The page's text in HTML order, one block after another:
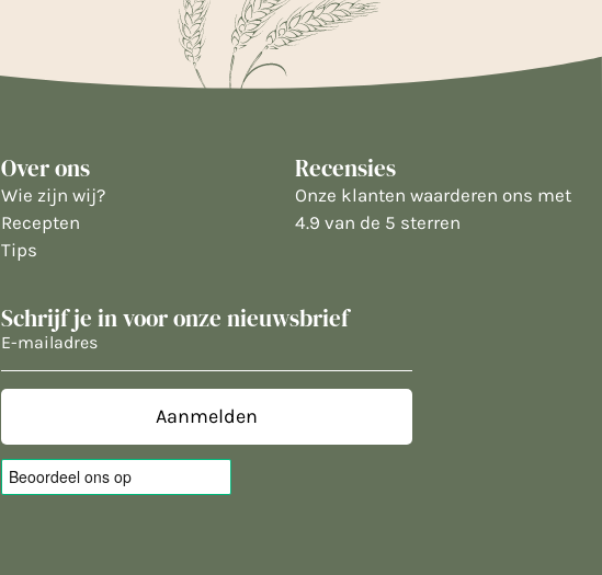
Over ons
Wie zijn wij?
Recepten
Tips
Recensies
Onze klanten waarderen ons met
4.9 van de 5 sterren
Schrijf je in voor onze nieuwsbrief
E-
mailadres